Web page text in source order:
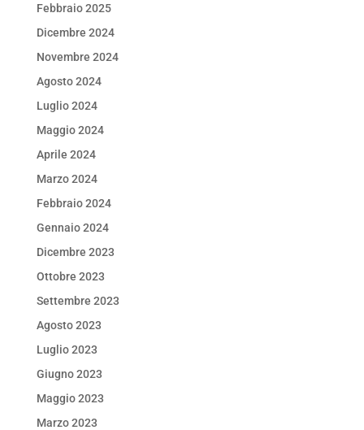
Febbraio 2025
Dicembre 2024
Novembre 2024
Agosto 2024
Luglio 2024
Maggio 2024
Aprile 2024
Marzo 2024
Febbraio 2024
Gennaio 2024
Dicembre 2023
Ottobre 2023
Settembre 2023
Agosto 2023
Luglio 2023
Giugno 2023
Maggio 2023
Marzo 2023